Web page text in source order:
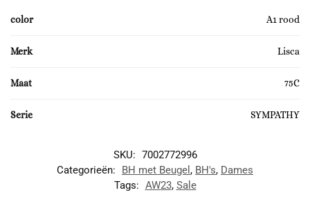
color A1 rood
Merk Lisca
Maat 75C
Serie SYMPATHY
SKU: 7002772996
Categorieën:
BH met Beugel , BH's, Dames
Tags: AW23, Sale